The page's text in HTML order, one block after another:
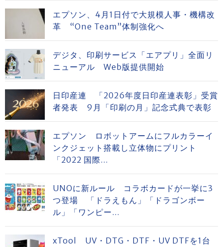
エプソン、4月1日付で大規模人事・機構改
革 “One Team”体制強化へ
デジタ、印刷サービス「エアプリ」全面リ
ニューアル Web版提供開始
日印産連 「2026年度日印産連表彰」受賞
者発表 9月「印刷の月」記念式典で表彰
エプソン ロボットアームにフルカラーイ
ンクジェット搭載し立体物にプリント
「2022 国際...
UNOに新ルール コラボカードが一挙に3
つ登場 「ドラえもん」「ドラゴンボー
ル」「ワンピー...
xTool UV・DTG・DTF・UV DTFを1台